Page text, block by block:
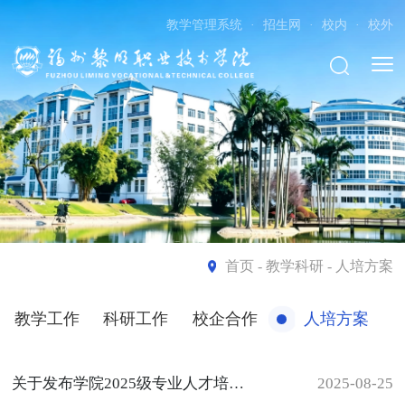
教学管理系统 · 招生网 · 校内 · 校外
首页- 教学科研 - 人培方案
教学工作 科研工作 校企合作 人培方案
关于发布学院2025级专业人才培养方案的公告 2025-08-25